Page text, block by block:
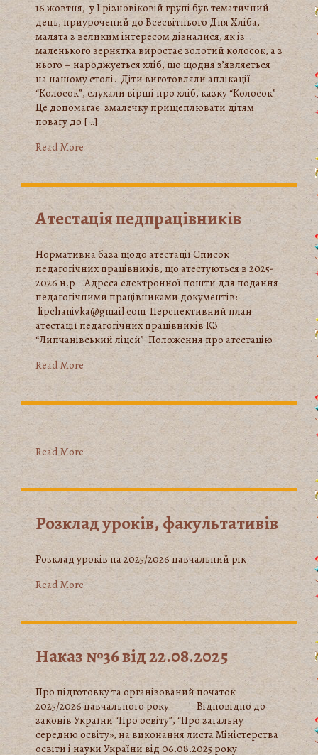
16 жовтня, у І різновіковій групі був тематичний
день, приурочений до Всесвітнього Дня Хліба,
малята з великим інтересом дізналися, як із
маленького зернятка виростає золотий колосок, а з
нього – народжується хліб, що щодня з’являється
на нашому столі. Діти виготовляли аплікації
“Колосок”, слухали вірші про хліб, казку “Колосок”.
Це допомагає змалечку прищеплювати дітям
повагу до […]
Read More
Атестація педпрацівників
Нормативна база щодо атестації Список
педагогічних працівників, що атестуються в 2025-
2026 н.р. Адреса електронної пошти для подання
педагогічними працівниками документів:
lipchanivka@gmail.com Перспективний план
атестації педагогічних працівників КЗ
“Липчанівський ліцей” Положення про атестацію
Read More
Read More
Розклад уроків, факультативів
Розклад уроків на 2025/2026 навчальний рік
Read More
Наказ №36 від 22.08.2025
Про підготовку та організований початок
2025/2026 навчального року Відповідно до
законів України “Про освіту”, “Про загальну
середню освіту», на виконання листа Міністерства
освіти і науки України від 06.08.2025 року